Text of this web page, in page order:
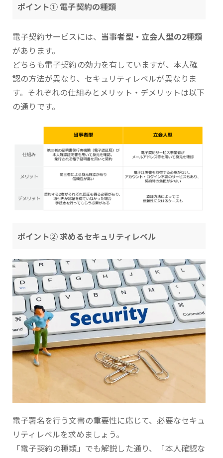
ポイント① 電子契約の種類
電子契約サービスには、 当事者型・立会人型の2種類
があります。
どちらも電子契約の効力を有していますが、本人確
認の方法が異なり、セキュリティレベルが異なりま
す。それぞれの仕組みとメリット・デメリットは以下
の通りです。
ポイント② 求めるセキュリティレベル
電子署名を行う文書の重要性に応じて、必要なセキュ
リティレベルを求めましょう。
「電子契約の種類」でも解説した通り、「本人確認な